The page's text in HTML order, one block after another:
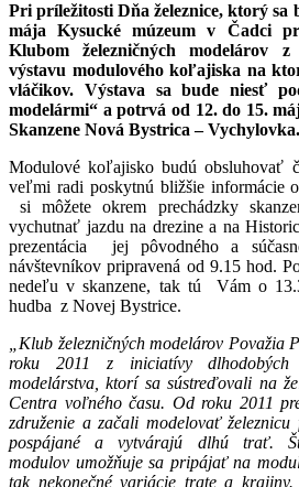
Pri príležitosti Dňa železnice, ktorý
mája Kysucké múzeum v Čadci
Klubom železničných modelárov
výstavu modulového koľajiska na
vláčikov. Výstava sa bude niesť
modelármi“ a potrvá od 12. do 15.
Skanzene Nová Bystrica – Vychylovka.
Modulové koľajisko budú obsluhovať
veľmi radi poskytnú bližšie informácie
si môžete okrem prechádzky
vychutnať jazdu na drezine a na
prezentácia jej pôvodného a
návštevníkov pripravená od 9.15 hod.
nedeľu v skanzene, tak tú Vám o
hudba z Novej Bystrice.
„Klub železničných modelárov Považia
roku 2011 z iniciatívy dlhodobých
modelárstva, ktorí sa sústreďovali na
Centra voľného času. Od roku 2011
združenie a začali modelovať
pospájané a vytvárajú dlhú trať.
modulov umožňuje sa pripájať na
tak nekonečné variácie trate a